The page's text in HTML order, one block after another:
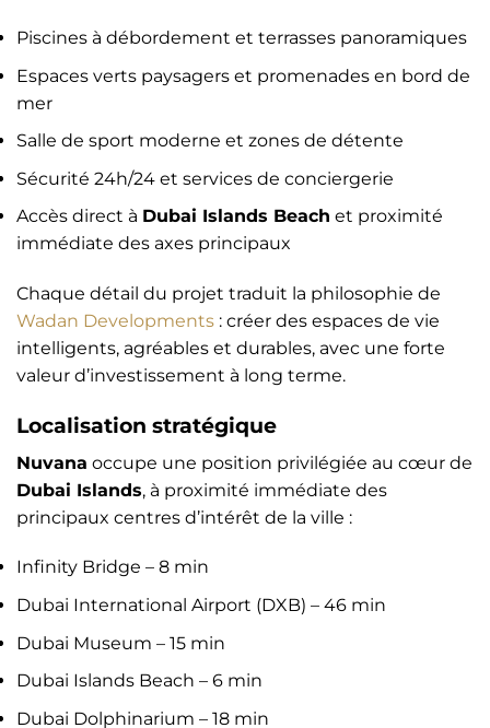
Piscines à débordement et terrasses panoramiques
Espaces verts paysagers et promenades en bord de
mer
Salle de sport moderne et zones de détente
Sécurité 24h/24 et services de conciergerie
Accès direct à Dubai Islands Beach et proximité
immédiate des axes principaux
Chaque détail du projet traduit la philosophie de
Wadan Developments : créer des espaces de vie
intelligents, agréables et durables, avec une forte
valeur d’investissement à long terme.
Localisation stratégique
Nuvana occupe une position privilégiée au cœur de
Dubai Islands, à proximité immédiate des
principaux centres d’intérêt de la ville :
Infinity Bridge – 8 min
Dubai International Airport (DXB) – 46 min
Dubai Museum – 15 min
Dubai Islands Beach – 6 min
Dubai Dolphinarium – 18 min